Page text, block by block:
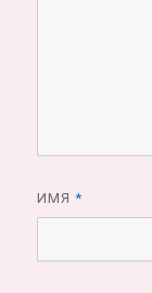
ИМЯ*